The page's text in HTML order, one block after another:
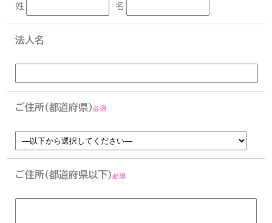
姓 名
法人名
ご住所（都道府県） 必須
ご住所（都道府県以下） 必須